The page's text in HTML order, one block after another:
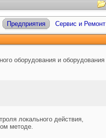
Предприятия Сервис и Ремонт
оборудования и оборудования
локального действия,
методе.